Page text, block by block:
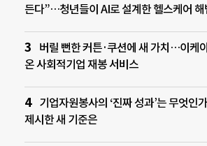
든다”…청년들이 AI로 설계한 헬스케어 해
버릴 뻔한 커튼·쿠션에 새 가치…이케
온 사회적기업 재봉 서비스
기업자원봉사의 ‘진짜 성과’는 무엇인
제시한 새 기준은